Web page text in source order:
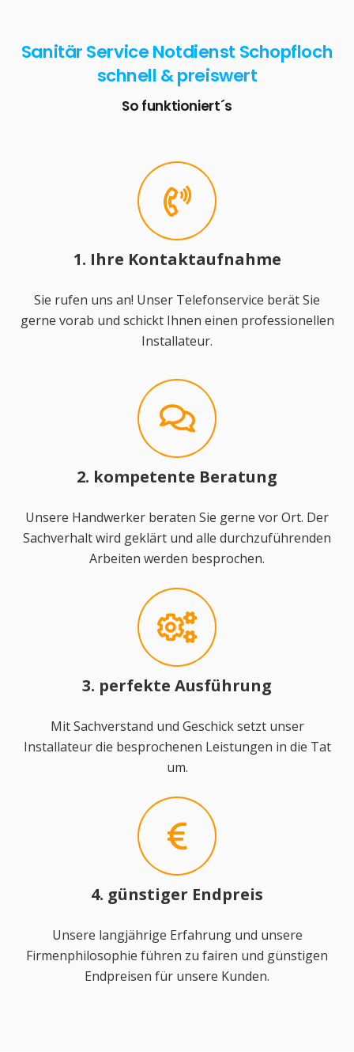
Sanitär Service Notdienst Schopfloch
schnell & preiswert
So funktioniert´s
1. Ihre Kontaktaufnahme
Sie rufen uns an! Unser Telefonservice berät Sie
gerne vorab und schickt Ihnen einen professionellen
Installateur.
2. kompetente Beratung
Unsere Handwerker beraten Sie gerne vor Ort. Der
Sachverhalt wird geklärt und alle durchzuführenden
Arbeiten werden besprochen.
3. perfekte Ausführung
Mit Sachverstand und Geschick setzt unser
Installateur die besprochenen Leistungen in die Tat
um.
4. günstiger Endpreis
Unsere langjährige Erfahrung und unsere
Firmenphilosophie führen zu fairen und günstigen
Endpreisen für unsere Kunden.